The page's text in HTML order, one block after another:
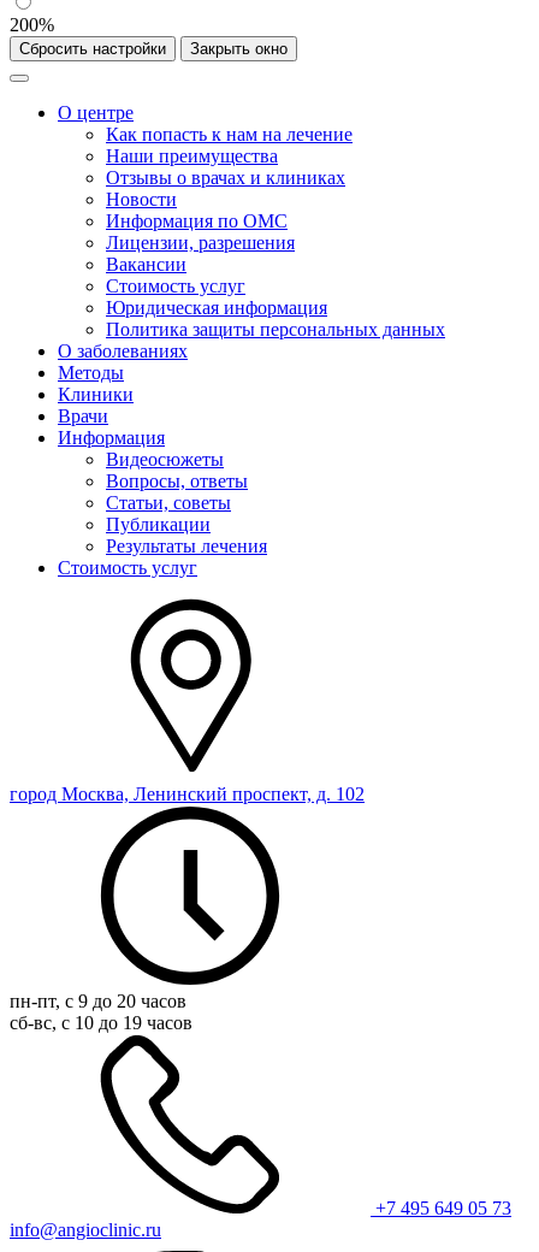
200%
Сбросить настройки Закрыть окно
О центре
Как попасть к нам на лечение
Наши преимущества
Отзывы о врачах и клиниках
Новости
Информация по ОМС
Лицензии, разрешения
Вакансии
Стоимость услуг
Юридическая информация
Политика защиты персональных данных
О заболеваниях
Методы
Клиники
Врачи
Информация
Видеосюжеты
Вопросы, ответы
Статьи, советы
Публикации
Результаты лечения
Стоимость услуг
город Москва, Ленинский проспект, д. 102
пн-пт, с 9 до 20 часов
сб-вс, с 10 до 19 часов
+7 495 649 05 73
info@angioclinic.ru